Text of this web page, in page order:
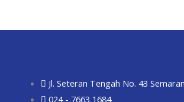
Jl. Seteran Tengah No. 43
024 - 7663 1684